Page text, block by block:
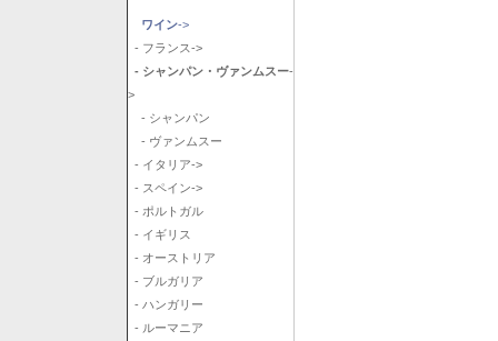
ワイン->
- フランス->
- シャンパン・ヴァンムスー-
>
- シャンパン
- ヴァンムスー
- イタリア->
- スペイン->
- ポルトガル
- イギリス
- オーストリア
- ブルガリア
- ハンガリー
- ルーマニア